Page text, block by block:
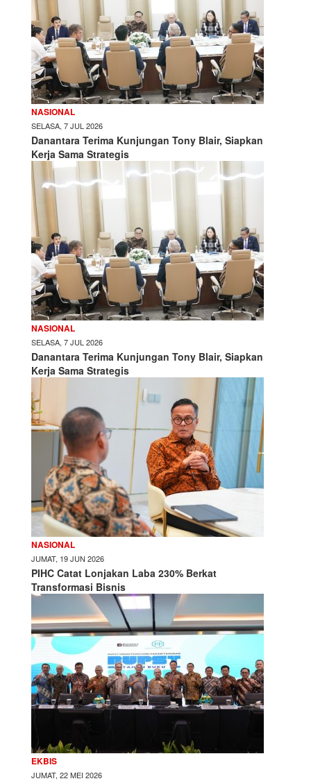
NASIONAL
SELASA, 7 JUL 2026
Danantara Terima Kunjungan Tony Blair, Siapkan
Kerja Sama Strategis
NASIONAL
SELASA, 7 JUL 2026
Danantara Terima Kunjungan Tony Blair, Siapkan
Kerja Sama Strategis
NASIONAL
JUMAT, 19 JUN 2026
PIHC Catat Lonjakan Laba 230% Berkat
Transformasi Bisnis
EKBIS
JUMAT, 22 MEI 2026